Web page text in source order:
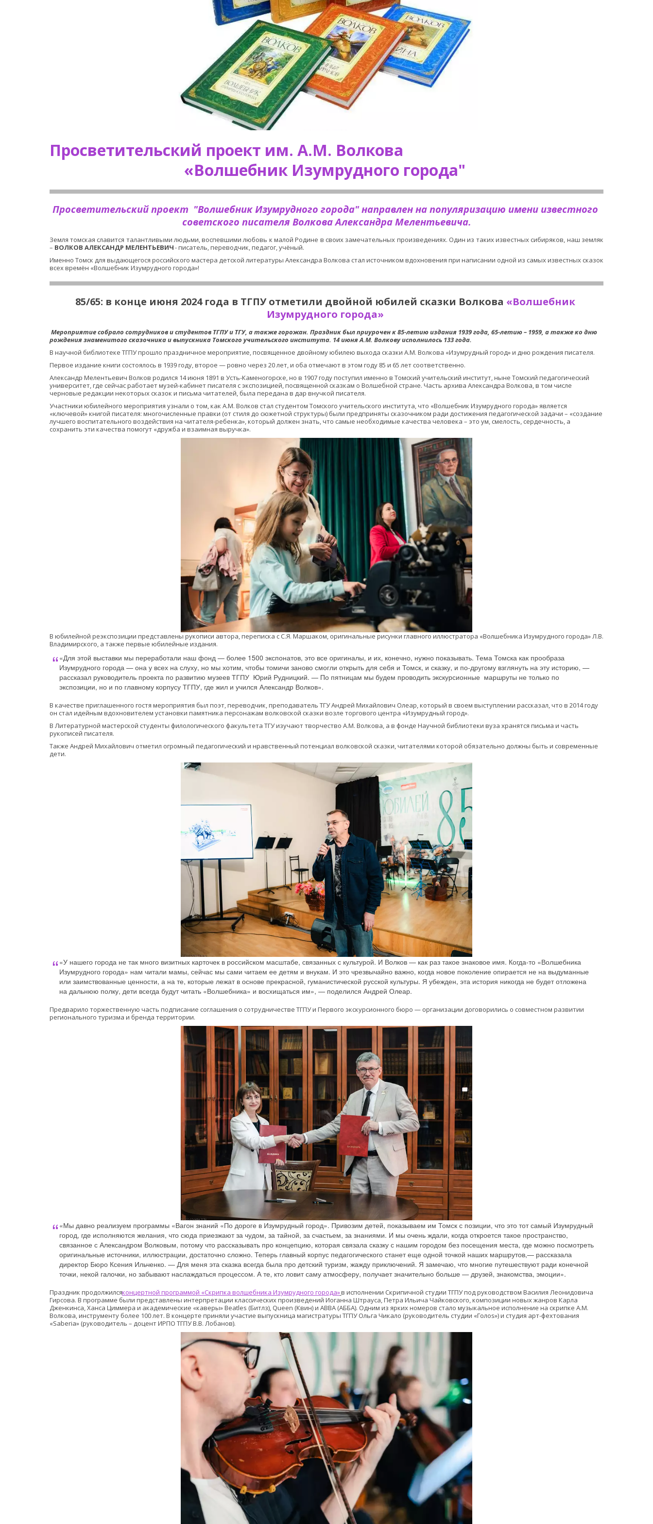
Просветительский проект им. А.М. Волкова
«Волшебник Изумрудного города"
Просветительский проект  "Волшебник Изумрудного города" направлен на популяризацию имени известного
советского писателя Волкова Александра Мелентьевича.
Земля томская славится талантливыми людьми, воспевшими любовь к малой Родине в своих замечательных произведениях. Один из таких известных сибиряков, наш земляк
– ВОЛКОВ АЛЕКСАНДР МЕЛЕНТЬЕВИЧ- писатель, переводчик, педагог, учёный.
Именно Томск для выдающегося российского мастера детской литературы Александра Волкова стал источником вдохновения при написании одной из самых известных сказок
всех времён «Волшебник Изумрудного города»!
85/65: в конце июня 2024 года в ТГПУ отметили двойной юбилей сказки Волкова «Волшебник
Изумрудного города»
рождения знаменитого сказочника и выпускника Томского учительского института. 14 июня А.М. Волкову исполнилось 133 года.
В научной библиотеке ТГПУ прошло праздничное мероприятие, посвященное двойному юбилею выхода сказки А.М. Волкова «Изумрудный город» и дню рождения писателя.
Первое издание книги состоялось в 1939 году, второе — ровно через 20 лет, и оба отмечают в этом году 85 и 65 лет соответственно.
Александр Мелентьевич Волков родился 14 июня 1891 в Усть-Каменогорске, но в 1907 году поступил именно в Томский учительский институт, ныне Томский педагогический
университет, где сейчас работает музей-кабинет писателя с экспозицией, посвященной сказкам о Волшебной стране. Часть архива Александра Волкова, в том числе
черновые редакции некоторых сказок и письма читателей, была передана в дар внучкой писателя.
Участники юбилейного мероприятия узнали о том, как А.М. Волков стал студентом Томского учительского института, что «Волшебник Изумрудного города» является
«ключевой» книгой писателя: многочисленные правки (от стиля до сюжетной структуры) были предприняты сказочником ради достижения педагогической задачи – «создание
лучшего воспитательного воздействия на читателя-ребенка», который должен знать, что самые необходимые качества человека – это ум, смелость, сердечность, а
сохранить эти качества помогут «дружба и взаимная выручка».
В юбилейной реэкспозиции представлены рукописи автора, переписка с С.Я. Маршаком, оригинальные рисунки главного иллюстратора «Волшебника Изумрудного города» Л.В.
Владимирского, а также первые юбилейные издания.
«Для этой выставки мы переработали наш фонд — более 1500 экспонатов, это все оригиналы, и их, конечно, нужно показывать. Тема Томска как прообраза
Изумрудного города — она у всех на слуху, но мы хотим, чтобы томичи заново смогли открыть для себя и Томск, и сказку, и по-другому взглянуть на эту историю, —
рассказал руководитель проекта по развитию музеев ТГПУ Юрий Рудницкий. — По пятницам мы будем проводить экскурсионные маршруты не только по
экспозиции, но и по главному корпусу ТГПУ, где жил и учился Александр Волков».
В качестве приглашенного гостя мероприятия был поэт, переводчик, преподаватель ТГУ Андрей Михайлович Олеар, который в своем выступлении рассказал, что в 2014 году
он стал идейным вдохновителем установки памятника персонажам волковской сказки возле торгового центра «Изумрудный город».
В Литературной мастерской студенты филологического факультета ТГУ изучают творчество А.М. Волкова, а в фонде Научной библиотеки вуза хранятся письма и часть
рукописей писателя.
Также Андрей Михайлович отметил огромный педагогический и нравственный потенциал волковской сказки, читателями которой обязательно должны быть и современные
дети.
«У нашего города не так много визитных карточек в российском масштабе, связанных с культурой. И Волков — как раз такое знаковое имя. Когда-то «Волшебника
Изумрудного города» нам читали мамы, сейчас мы сами читаем ее детям и внукам. И это чрезвычайно важно, когда новое поколение опирается не на выдуманные
или заимствованные ценности, а на те, которые лежат в основе прекрасной, гуманистической русской культуры. Я убежден, эта история никогда не будет отложена
на дальнюю полку, дети всегда будут читать «Волшебника» и восхищаться им», — поделился Андрей Олеар.
Предварило торжественную часть подписание соглашения о сотрудничестве ТГПУ и Первого экскурсионного бюро — организации договорились о совместном развитии
регионального туризма и бренда территории.
«Мы давно реализуем программы «Вагон знаний «По дороге в Изумрудный город». Привозим детей, показываем им Томск с позиции, что это тот самый Изумрудный
город, где исполняются желания, что сюда приезжают за чудом, за тайной, за счастьем, за знаниями. И мы очень ждали, когда откроется такое пространство,
связанное с Александром Волковым, потому что рассказывать про концепцию, которая связала сказку с нашим городом без посещения места, где можно посмотреть
оригинальные источники, иллюстрации, достаточно сложно. Теперь главный корпус педагогического станет еще одной точкой наших маршрутов,— рассказала
директор Бюро Ксения Ильченко. — Для меня эта сказка всегда была про детский туризм, жажду приключений. Я замечаю, что многие путешествуют ради конечной
точки, некой галочки, но забывают наслаждаться процессом. А те, кто ловит саму атмосферу, получает значительно больше — друзей, знакомства, эмоции».
Праздник продолжилсяконцертной программой «Скрипка волшебника Изумрудного города»в исполнении Скрипичной студии ТГПУ под руководством Василия Леонидовича
Гирсова. В программе были представлены интерпретации классических произведений Иоганна Штрауса, Петра Ильича Чайковского, композиции новых жанров Карла
Дженкинса, Ханса Циммера и академические «каверы» Beatles (Битлз), Queen (Квин) и ABBA (АББА). Одним из ярких номеров стало музыкальное исполнение на скрипке А.М.
Волкова, инструменту более 100 лет. В концерте приняли участие выпускница магистратуры ТГПУ Ольга Чикало (руководитель студии «Голоs») и студия арт-фехтования
«Saberia» (руководитель – доцент ИРПО ТГПУ В.В. Лобанов).